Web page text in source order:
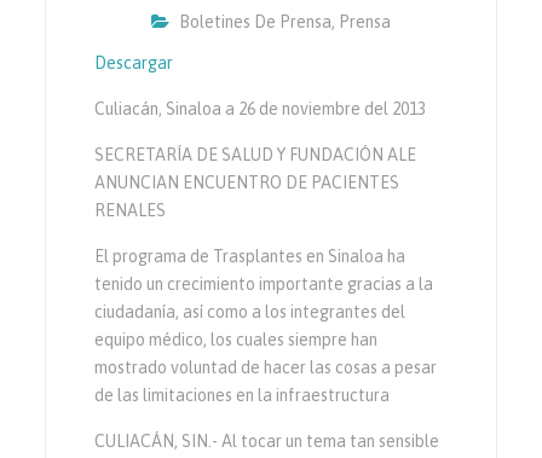
Boletines De Prensa, Prensa
Descargar
Culiacán, Sinaloa a 26 de noviembre del 2013
SECRETARÍA DE SALUD Y FUNDACIÓN ALE
ANUNCIAN ENCUENTRO DE PACIENTES
RENALES
El programa de Trasplantes en Sinaloa ha
tenido un crecimiento importante gracias a la
ciudadanía, así como a los integrantes del
equipo médico, los cuales siempre han
mostrado voluntad de hacer las cosas a pesar
de las limitaciones en la infraestructura
CULIACÁN, SIN.- Al tocar un tema tan sensible